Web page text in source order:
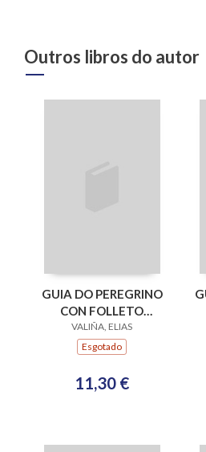
Outros libros do autor
GUIA DO PEREGRINO
CON FOLLETO
(ESGOTADO)
VALIÑA, ELIAS
Esgotado
11,30 €